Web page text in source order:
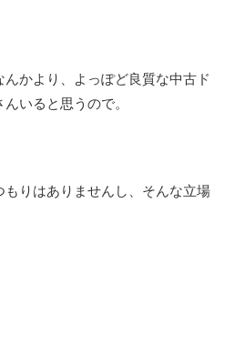
かより、よっぽど良質な中古ド
いると思うので。
りはありませんし、そんな立場